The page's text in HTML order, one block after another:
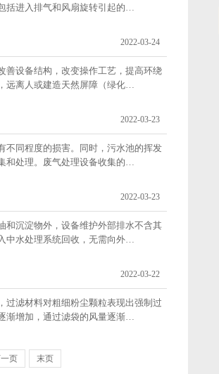
括进入排气和风扇旋转引起的…
2022-03-24
善设备结构，改变操作工艺，提高环绕
远离人或建造天然屏障（绿化…
2022-03-23
不同程度的损害。同时，污水池的挥发
和处理。废气处理设备收集的…
2022-03-23
和沉淀物外，设备维护外部排水不含其
中水处理系统回收，无需向外…
2022-03-22
过滤材料对粗细粉尘颗粒表现出强制过
渐增加，通过滤袋的风量逐渐…
页 末页